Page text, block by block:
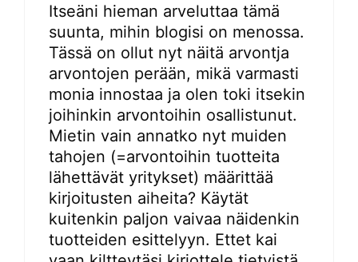
Itseäni hieman arveluttaa tämä
suunta, mihin blogisi on menossa.
Tässä on ollut nyt näitä arvontja
arvontojen perään, mikä varmasti
monia innostaa ja olen toki itsekin
joihinkin arvontoihin osallistunut.
Mietin vain annatko nyt muiden
tahojen (=arvontoihin tuotteita
lähettävät yritykset) määrittää
kirjoitusten aiheita? Käytät
kuitenkin paljon vaivaa näidenkin
tuotteiden esittelyyn. Ettet kai